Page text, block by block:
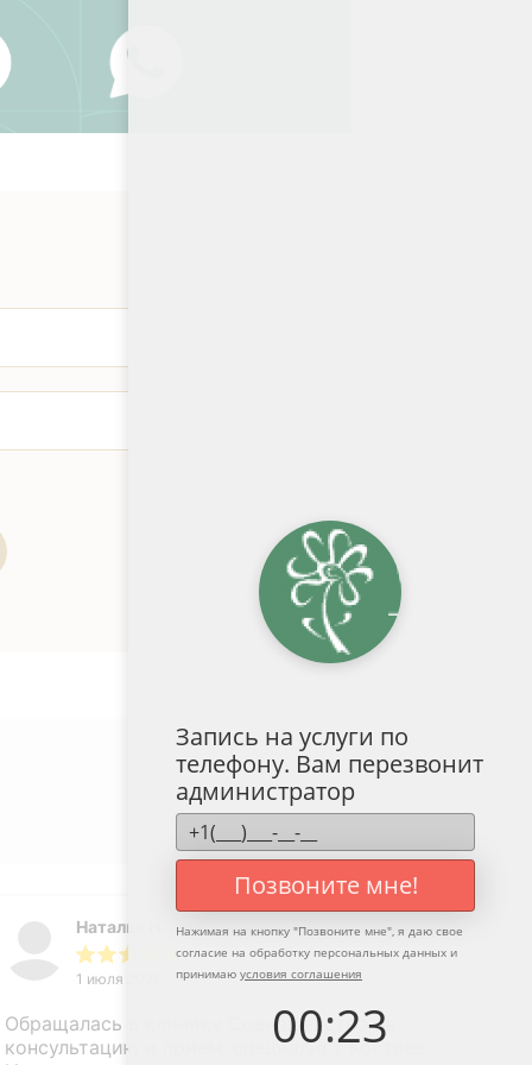
Наталья Н.
1 июля 2026
Обращалась в клинику Совершенство на
консультацию и прием, специалист Костоев
Запись на услуги по
телефону. Вам перезвонит
администратор
Позвоните мне!
Нажимая на кнопку "Позвоните мне", я даю свое
согласие на обработку персональных данных и
принимаю условия соглашения
00:23